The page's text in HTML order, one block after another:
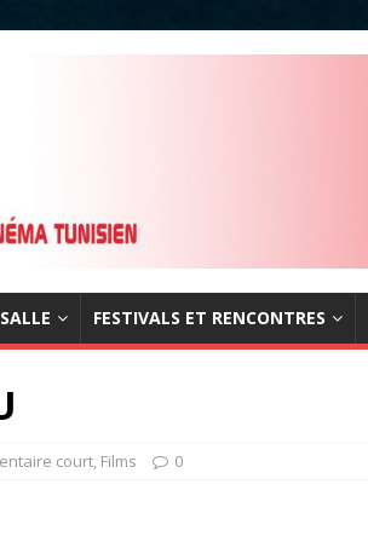
FESTIVALS ET RENCONTRES
court, Films 0